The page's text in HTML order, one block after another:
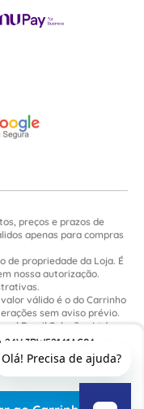
3RW52141AC04
preços e prazos de
apenas para compras
de propriedade da Loja. É
nossa autorização.
válido é o do Carrinho
sem aviso prévio.
Brasil Soluções Ltda. -
Ragonha, 190 - Bairro
- SP / CEP: 13.481-316